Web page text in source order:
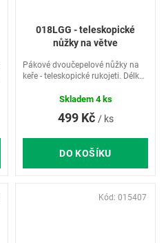
018LGG - teleskopické
nůžky na větve
499 Kč / ks
DO KOŠÍKU
Pákové dvoučepelové nůžky na
keře - teleskopické rukojeti. Délka
Skladem 4 ks
Kód: 015407